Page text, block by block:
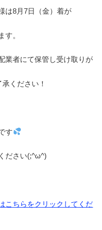
は8月7日（金）着が
す。
業者にて保管し受け取りが
ください！
す
ださい(;^ω^)
こちらをクリックしてくだ